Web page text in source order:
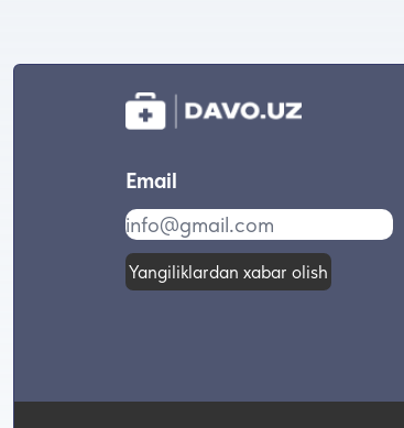
Email
Yangiliklardan xabar olish